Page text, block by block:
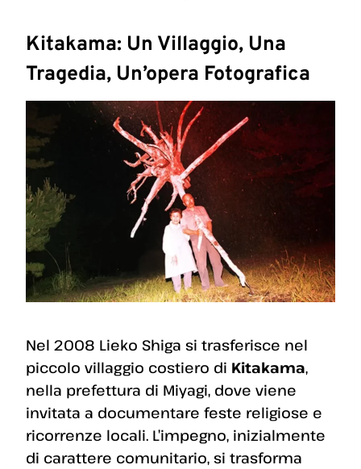
Kitakama: Un Villaggio, Una
Tragedia, Un’opera Fotografica
Nel 2008 Lieko Shiga si trasferisce nel
piccolo villaggio costiero di Kitakama,
nella prefettura di Miyagi, dove viene
invitata a documentare feste religiose e
ricorrenze locali. L’impegno, inizialmente
di carattere comunitario, si trasforma